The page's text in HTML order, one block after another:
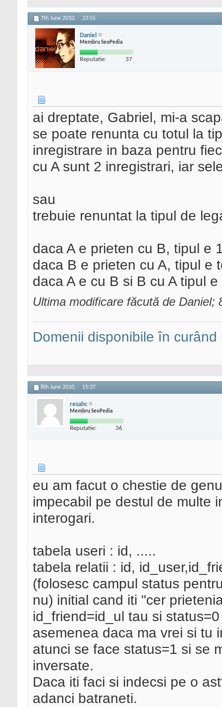
7th June 2010, 23:55
Daniel
Membru SeoPedia
Reputatie: 37
ai dreptate, Gabriel, mi-a
se poate renunta cu totul la
inregistrare in baza pentru
cu A sunt 2 inregistrari, iar
sau
trebuie renuntat la tipul de
daca A e prieten cu B, tipul e
daca B e prieten cu A, tipul e
daca A e cu B si B cu A tipul
Ultima modificare făcută de Daniel;
Domenii disponibile în curând
8th June 2010, 15:37
resahc
Membru SeoPedia
Reputatie: 36
eu am facut o chestie de
impecabil pe destul de multe
interogari.
tabela useri : id, .....
tabela relatii : id,
(folosesc campul status
nu) initial cand iti "cer
id_friend=id_ul tau si
asemenea daca ma vrei si tu
atunci se face status=1 si se
inversate.
Daca iti faci si indecsi pe o
adanci batraneti.